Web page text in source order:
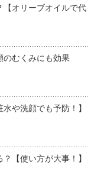
【オリーブオイルで代
のむくみにも効果
や洗顔でも予防！】
【使い方が大事！】